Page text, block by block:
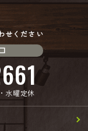
せください
水曜定休